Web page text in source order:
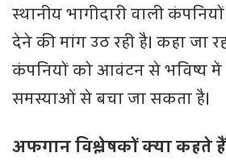
स्थानीय भागीदारी वाली
देने की मांग उठ रही है। कहा जा
कंपनियों को आवंटन से भविष्य में
समस्याओं से बचा जा सकता है।
अफगान विश्लेषकों क्या कहते